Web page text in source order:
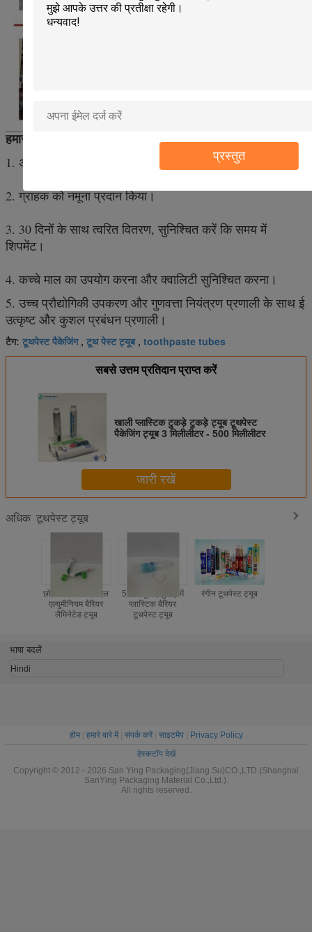
प्रस्तुत
हमारी सेवा
1. अनुकूलित पैकिंग विधि का स्वागत है।
2. ग्राहक को नमूना प्रदान किया।
3. 30 दिनों के साथ त्वरित वितरण, सुनिश्चित करें कि समय में
शिपमेंट।
4. कच्चे माल का उपयोग करना और क्वालिटी सुनिश्चित करना।
5. उच्च प्रौद्योगिकी उपकरण और गुणवत्ता नियंत्रण प्रणाली के साथ ई
उत्कृष्टऔर कुशल प्रबंधन प्रणाली।
टैग: टूथपेस्ट पैकेजिंग, टूथ पेस्ट ट्यूब, toothpaste tubes
सबसे उत्तम प्रतिदान प्राप्त करें
खाली प्लास्टिक टुकड़े टुकड़े ट्यूब टूथपेस्ट
पैकेजिंग ट्यूब 3 मिलीलीटर - 500 मिलीलीटर
जारी रखें
अधिक टूथपेस्ट ट्यूब
छोटे आकार की एबीएल
एल्युमीनियम बैरियर
लैमिनेटेड ट्यूब
5 परतें टुकड़े टुकड़े में
प्लास्टिक बैरियर
टूथपेस्ट ट्यूब
रंगीन टूथपेस्ट ट्यूब
भाषा बदलें
Hindi
होम| हमारे बारे में| संपर्क करें| साइटमैप|
Privacy Policy
डेस्कटॉप देखें
Copyright © 2012 - 2026 San Ying Packaging(Jiang Su)CO.,LTD (Shanghai
SanYing Packaging Material Co.,Ltd.).
All rights reserved.